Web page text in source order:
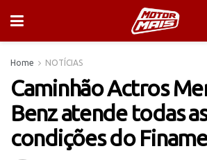
Home NOTÍCIAS
Caminhão Actros
Benz atende todas as
condições do